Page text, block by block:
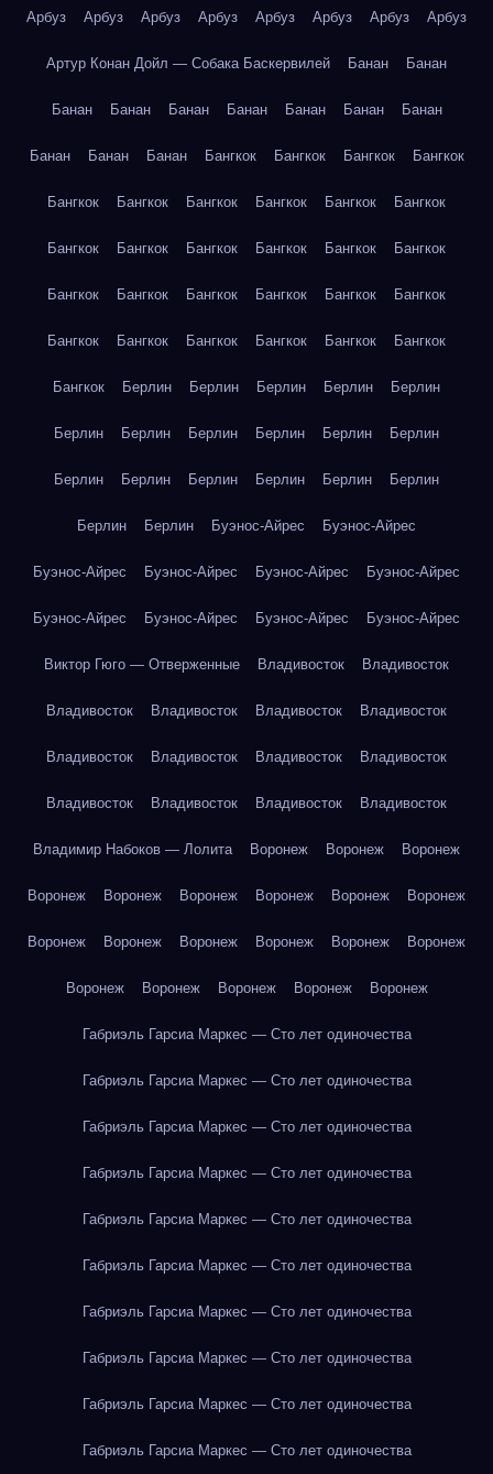
Арбуз Арбуз Арбуз Арбуз Арбуз Арбуз Арбуз Арбуз
Артур Конан Дойл — Собака Баскервилей Банан Банан
Банан Банан Банан Банан Банан Банан Банан
Банан Банан Банан Бангкок Бангкок Бангкок Бангкок
Бангкок Бангкок Бангкок Бангкок Бангкок Бангкок
Бангкок Бангкок Бангкок Бангкок Бангкок Бангкок
Бангкок Бангкок Бангкок Бангкок Бангкок Бангкок
Бангкок Бангкок Бангкок Бангкок Бангкок Бангкок
Бангкок Берлин Берлин Берлин Берлин Берлин
Берлин Берлин Берлин Берлин Берлин Берлин
Берлин Берлин Берлин Берлин Берлин Берлин
Берлин Берлин Буэнос-Айрес Буэнос-Айрес
Буэнос-Айрес Буэнос-Айрес Буэнос-Айрес Буэнос-Айрес
Буэнос-Айрес Буэнос-Айрес Буэнос-Айрес Буэнос-Айрес
Виктор Гюго — Отверженные Владивосток Владивосток
Владивосток Владивосток Владивосток Владивосток
Владивосток Владивосток Владивосток Владивосток
Владивосток Владивосток Владивосток Владивосток
Владимир Набоков — Лолита Воронеж Воронеж Воронеж
Воронеж Воронеж Воронеж Воронеж Воронеж Воронеж
Воронеж Воронеж Воронеж Воронеж Воронеж Воронеж
Воронеж Воронеж Воронеж Воронеж Воронеж
Габриэль Гарсиа Маркес — Сто лет одиночества
Габриэль Гарсиа Маркес — Сто лет одиночества
Габриэль Гарсиа Маркес — Сто лет одиночества
Габриэль Гарсиа Маркес — Сто лет одиночества
Габриэль Гарсиа Маркес — Сто лет одиночества
Габриэль Гарсиа Маркес — Сто лет одиночества
Габриэль Гарсиа Маркес — Сто лет одиночества
Габриэль Гарсиа Маркес — Сто лет одиночества
Габриэль Гарсиа Маркес — Сто лет одиночества
Габриэль Гарсиа Маркес — Сто лет одиночества